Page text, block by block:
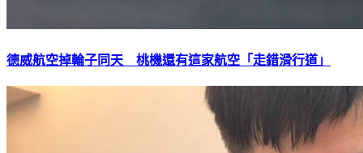
德威航空掉輪子同天 桃機還有這家航空「走錯滑行道」